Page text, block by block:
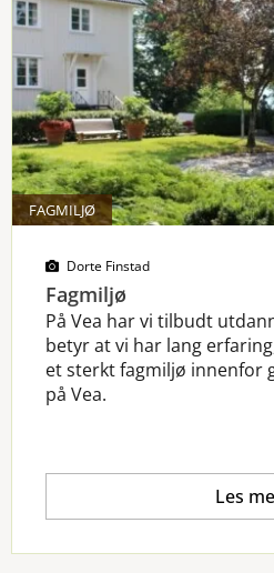
FAGMILJØ
Dorte Finstad
Fagmiljø
På Vea har vi tilbudt
betyr at vi har lang
et sterkt fagmiljø innenfor
på Vea.
Les